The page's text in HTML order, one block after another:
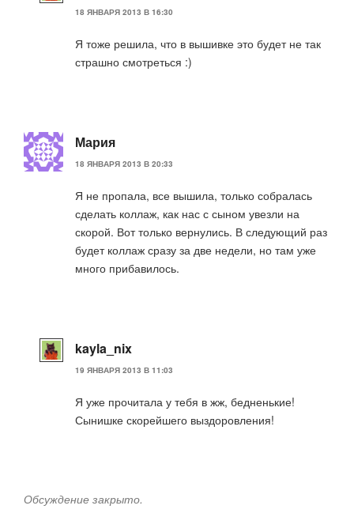
18 ЯНВАРЯ 2013 В 16:30
Я тоже решила, что в вышивке это будет не так
страшно смотреться :)
Мария
18 ЯНВАРЯ 2013 В 20:33
Я не пропала, все вышила, только собралась
сделать коллаж, как нас с сыном увезли на
скорой. Вот только вернулись. В следующий раз
будет коллаж сразу за две недели, но там уже
много прибавилось.
kayla_nix
19 ЯНВАРЯ 2013 В 11:03
Я уже прочитала у тебя в жж, бедненькие!
Сынишке скорейшего выздоровления!
Обсуждение закрыто.